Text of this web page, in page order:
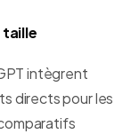
taille
intègrent
directs pour les